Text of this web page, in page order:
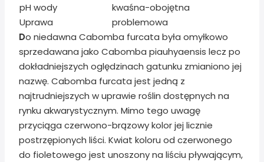
pH wody
kwaśna-obojętna
Uprawa
problemowa
Do niedawna Cabomba furcata była omyłkowo
sprzedawana jako Cabomba piauhyaensis lecz po
dokładniejszych oględzinach gatunku zmianiono jej
nazwę. Cabomba furcata jest jedną z
najtrudniejszych w uprawie roślin dostępnych na
rynku akwarystycznym. Mimo tego uwagę
przyciąga czerwono-brązowy kolor jej licznie
postrzępionych liści. Kwiat koloru od czerwonego
do fioletowego jest unoszony na liściu pływającym,